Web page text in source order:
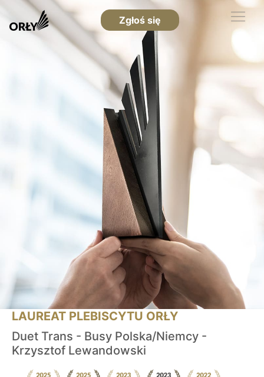
Zgłoś się
LAUREAT PLEBISCYTU ORŁY
Duet Trans - Busy Polska/Niemcy -
Krzysztof Lewandowski